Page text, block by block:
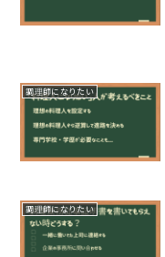
調理師になりたい
調理師になりたい